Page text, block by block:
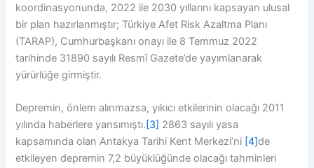
koordinasyonunda, 2022 ile 2030 yıllarını kapsayan ulusal
bir plan hazırlanmıştır; Türkiye Afet Risk Azaltma Planı
(TARAP), Cumhurbaşkanı onayı ile 8 Temmuz 2022
tarihinde 31890 sayılı Resmî Gazete’de yayımlanarak
yürürlüğe girmiştir.
Depremin, önlem alınmazsa, yıkıcı etkilerinin olacağı 2011
yılında haberlere yansımıştı. [3] 2863 sayılı yasa
kapsamında olan Antakya Tarihi Kent Merkezi’ni [4]de
etkileyen depremin 7,2 büyüklüğünde olacağı tahminleri